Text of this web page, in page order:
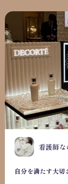
看護師
自分を満たす大切
自分を満たす大切